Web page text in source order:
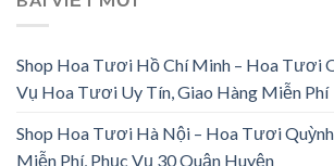
Shop Hoa Tươi Hồ Chí Minh – Hoa Tươi
Vụ Hoa Tươi Uy Tín, Giao Hàng Miễn Phí
Shop Hoa Tươi Hà Nội – Hoa Tươi
Miễn Phí, Phục Vụ 30 Quận Huyện